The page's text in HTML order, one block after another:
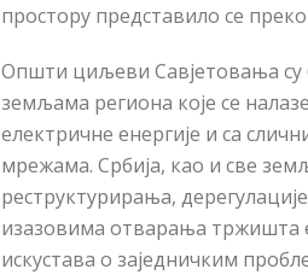
простору представило се
Општи циљеви Савјетовања су
земљама региона које се
електричне енергије и са
мрежама. Србија, као и све
реструктурирања,
изазовима отварања тржишта
искустава о заједничким